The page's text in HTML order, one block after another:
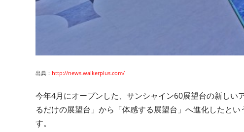
出典： http://news.walkerplus.com/
今年4月にオープンした、サンシャイン60展望台の新しい
るだけの展望台」から「体感する展望台」へ進化したと
す。